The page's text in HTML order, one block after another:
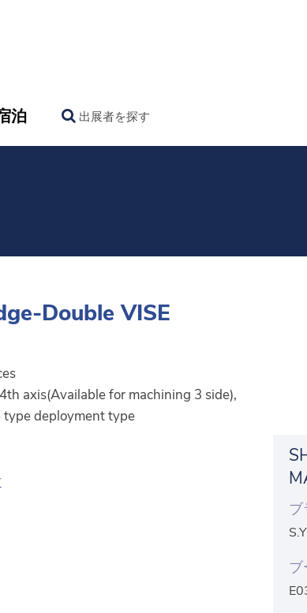
泊 出展者を探す
Double VISE
axis(Available for machining 3 side),
deployment type
ブ
ブ